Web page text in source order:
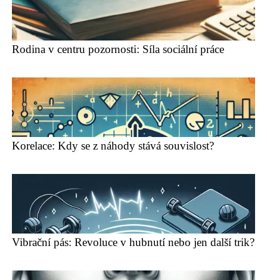
Rodina v centru pozornosti: Síla sociální práce
Korelace: Kdy se z náhody stává souvislost?
Vibrační pás: Revoluce v hubnutí nebo jen další trik?